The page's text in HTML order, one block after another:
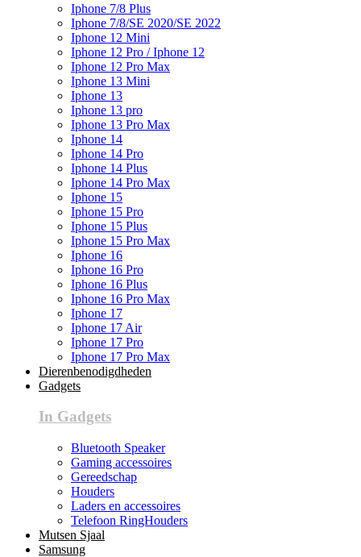
Iphone 7/8 Plus
Iphone 7/8/SE 2020/SE 2022
Iphone 12 Mini
Iphone 12 Pro / Iphone 12
Iphone 12 Pro Max
Iphone 13 Mini
Iphone 13
Iphone 13 pro
Iphone 13 Pro Max
Iphone 14
Iphone 14 Pro
Iphone 14 Plus
Iphone 14 Pro Max
Iphone 15
Iphone 15 Pro
Iphone 15 Plus
Iphone 15 Pro Max
Iphone 16
Iphone 16 Pro
Iphone 16 Plus
Iphone 16 Pro Max
Iphone 17
Iphone 17 Air
Iphone 17 Pro
Iphone 17 Pro Max
Dierenbenodigdheden
Gadgets
In Gadgets
Bluetooth Speaker
Gaming accessoires
Gereedschap
Houders
Laders en accessoires
Telefoon RingHouders
Mutsen Sjaal
Samsung